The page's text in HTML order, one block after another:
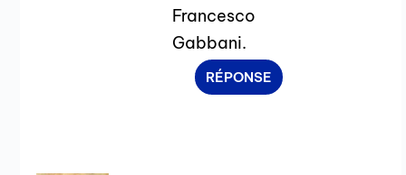
Francesco
Gabbani.
RÉPONSE